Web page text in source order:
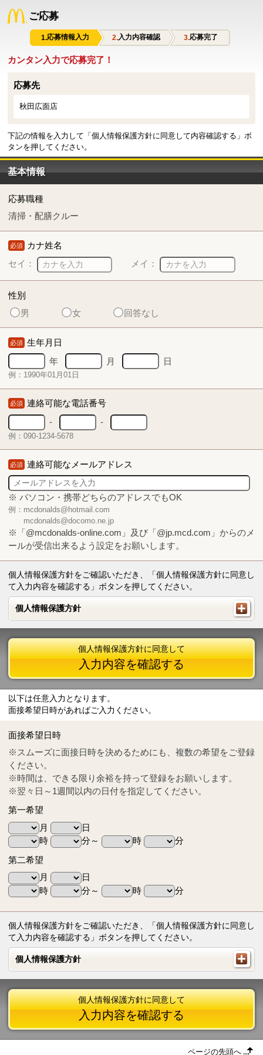
ご応募
応募情報入力 入力内容確認 応募完了
カンタン入力で応募完了！
応募先
秋田広面店
下記の情報を入力して「個人情報保護方針に同意して内容確認する」ボ
タンを押してください。
基本情報
応募職種
清掃・配膳クルー
必須 カナ姓名
セイ：
メイ：
性別
男
女 回答なし
必須 生年月日
年
月 日
例：1990年01月01日
必須 連絡可能な電話番号
-
-
例：090-1234-5678
必須 連絡可能なメールアドレス
※ パソコン・携帯どちらのアドレスでもOK
例：mcdonalds@hotmail.com
mcdonalds@docomo.ne.jp
※「@mcdonalds-online.com」及び「@jp.mcd.com」からのメ
ールが受信出来るよう設定をお願いします。
個人情報保護方針をご確認いただき、「個人情報保護方針に同意し
て入力内容を確認する」ボタンを押してください。
個人情報保護方針
個人情報保護方針
Tel
0570-55-0314
個人情報保護方針に同意して
入力内容を確認する
以下は任意入力となります。
面接希望日時があればご入力ください。
面接希望日時
※スムーズに面接日時を決めるためにも、複数の希望をご登録
ください。
※時間は、できる限り余裕を持って登録をお願いします。
※翌々日～1週間以内の日付を指定してください。
第一希望
月
日
時
分～ 時
分
第二希望
月
日
時
分～ 時 分
個人情報保護方針をご確認いただき、「個人情報保護方針に同意し
て入力内容を確認する」ボタンを押してください。
個人情報保護方針
個人情報保護方針
個人情報保護方針に同意して
入力内容を確認する
ページの先頭へ